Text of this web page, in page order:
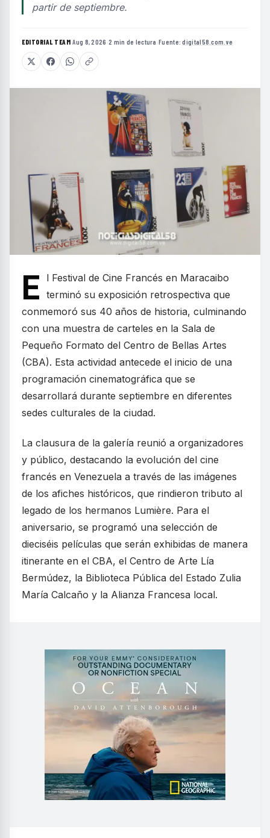
partir de septiembre.
EDITORIAL TEAM·Aug 8, 2026 ·2 min de lectura ·Fuente:digital58.com.ve
E
l Festival de Cine Francés en Maracaibo
terminó su exposición retrospectiva que
conmemoró sus 40 años de historia, culminando
con una muestra de carteles en la Sala de
Pequeño Formato del Centro de Bellas Artes
(CBA). Esta actividad antecede el inicio de una
programación cinematográfica que se
desarrollará durante septiembre en diferentes
sedes culturales de la ciudad.
La clausura de la galería reunió a organizadores
y público, destacando la evolución del cine
francés en Venezuela a través de las imágenes
de los afiches históricos, que rindieron tributo al
legado de los hermanos Lumière. Para el
aniversario, se programó una selección de
dieciséis películas que serán exhibidas de manera
itinerante en el CBA, el Centro de Arte Lía
Bermúdez, la Biblioteca Pública del Estado Zulia
María Calcaño y la Alianza Francesa local.